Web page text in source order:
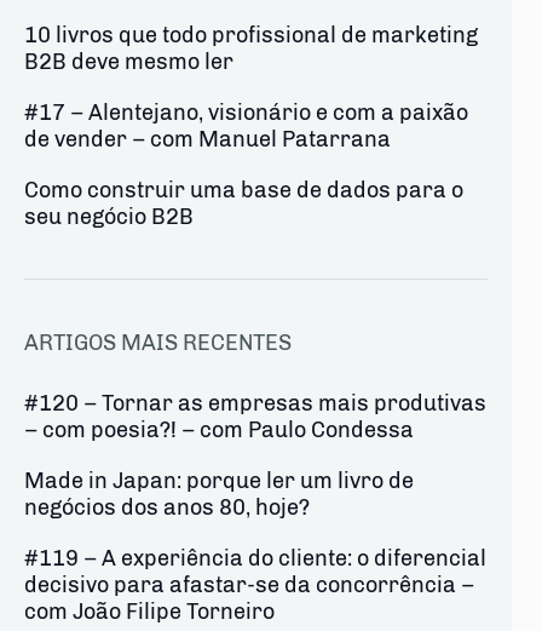
10 livros que todo profissional de marketing
B2B deve mesmo ler
#17 – Alentejano, visionário e com a paixão
de vender – com Manuel Patarrana
Como construir uma base de dados para o
seu negócio B2B
ARTIGOS MAIS RECENTES
#120 – Tornar as empresas mais produtivas
– com poesia?! – com Paulo Condessa
Made in Japan: porque ler um livro de
negócios dos anos 80, hoje?
#119 – A experiência do cliente: o diferencial
decisivo para afastar-se da concorrência –
com João Filipe Torneiro